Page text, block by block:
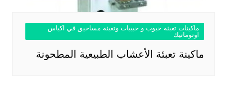
ماكينات تعبئة حبوب و حبيبات وتعبئة مساحيق في اكياس
اوتوماتيك
ماكينة تعبئة الأعشاب الطبيعية المطحونة